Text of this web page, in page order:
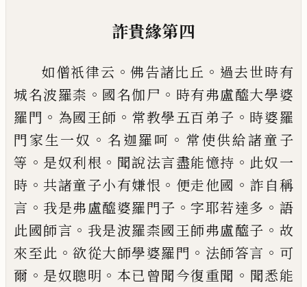
詐貴緣第四
如僧祇律云 。佛告諸比丘 。 過去世時有
城名波羅柰 。 國名伽尸 。 時有弗盧醯大學婆
羅門 。 為國王師 。 常教學五百弟子 。 時婆羅
門家生一奴 。 名迦羅呵 。 常使供給諸童子
等 。 是奴利根 。 聞說法言盡能憶持 。 此奴一
時 。共諸童子小有嫌恨 。 便走他國 。 詐自稱
言 。 我是弗盧醯婆羅門子 。 字耶若達多 。 語
此國師言 。 我是波羅柰國王師弗盧醯子 。 故
來至此 。欲從大師學婆羅門 。 法師答言 。 可
爾 。 是奴聰明 。 本已曾聞今復重聞 。 聞悉能